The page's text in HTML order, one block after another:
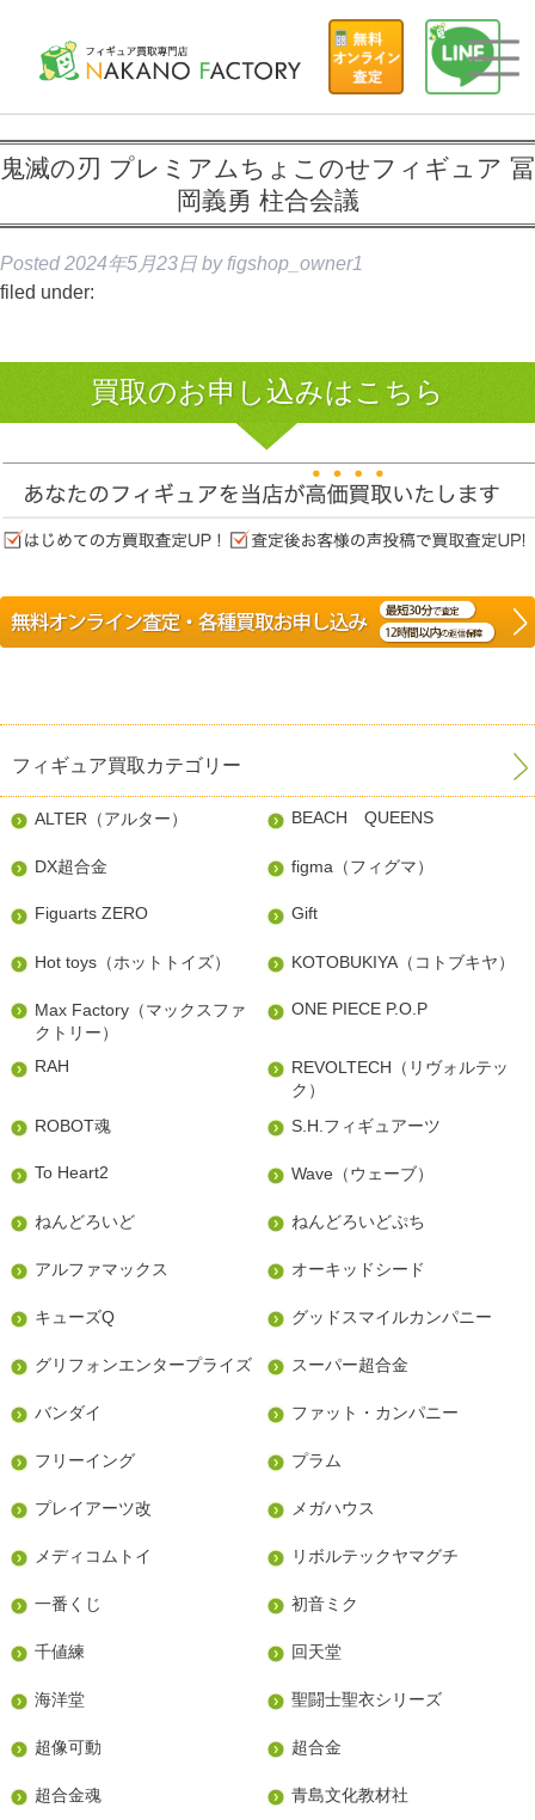
鬼滅の刃 プレミアムちょこのせフィギュア 冨
岡義勇 柱合会議
Posted 2024年5月23日 by figshop_owner1
filed under:
買取のお申し込みはこちら
フィギュア買取カテゴリー
ALTER（アルター） BEACH QUEENS
DX超合金 figma（フィグマ）
Figuarts ZERO Gift
Hot toys（ホットトイズ） KOTOBUKIYA（コトブキヤ）
Max Factory（マックスファ
クトリー）
ONE PIECE P.O.P
RAH
REVOLTECH（リヴォルテッ
ク）
ROBOT魂
S.H.フィギュアーツ
To Heart2 Wave（ウェーブ）
ねんどろいど ねんどろいどぷち
アルファマックス オーキッドシード
キューズQ グッドスマイルカンパニー
グリフォンエンタープライズ スーパー超合金
バンダイ ファット・カンパニー
フリーイング プラム
プレイアーツ改 メガハウス
メディコムトイ リボルテックヤマグチ
一番くじ 初音ミク
千値練 回天堂
海洋堂 聖闘士聖衣シリーズ
超像可動 超合金
超合金魂 青島文化教材社